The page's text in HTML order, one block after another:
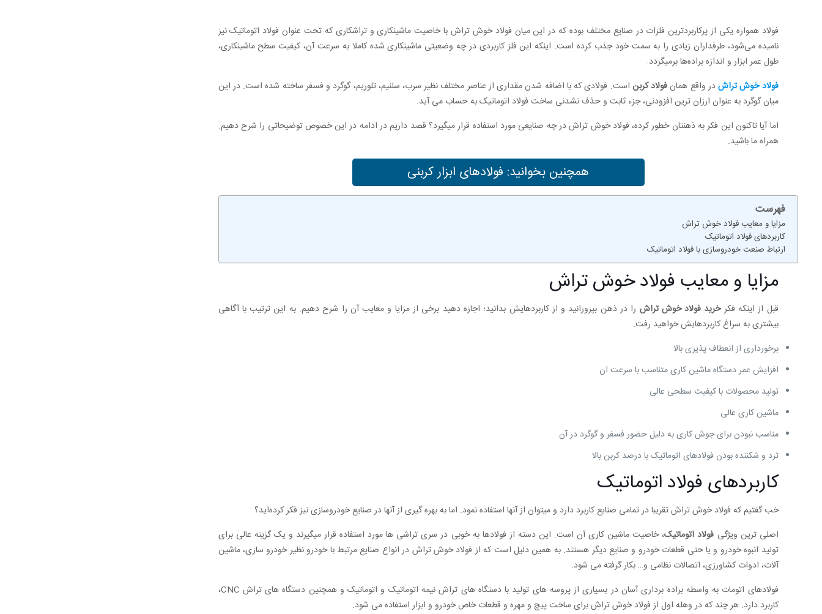
فولاد همواره یکی از پرکاربردترین فلزات در صنایع مختلف بوده که در این میان فولاد خوش تراش با خاصیت ماشینکاری و تراشکاری که تحت عنوان فولاد اتوماتیک نیز
نامیده می‌شود، طرفداران زیادی را به سمت خود جذب کرده است. اینکه این فلز کاربردی در چه وضعیتی ماشینکاری شده کاملا به سرعت آن، کیفیت سطح ماشینکاری،
طول عمر ابزار و اندازه براده‌ها برمیگردد.
فولاد خوش تراشدر واقع همانفولاد کربن است. فولادی که با اضافه شدن مقداری از عناصر مختلف نظیر سرب، سلنیم، تلوریم، گوگرد و فسفر ساخته شده است. در این
میان گوگرد به عنوان ارزان ‎‌ترین افزودنی، جزء ثابت و حذف نشدنی ساخت فولاد اتوماتیک به حساب می‌ آید.
اما آیا تاکنون این فکر به ذهنتان خطور کرده، فولاد خوش تراش در چه صنایعی مورد استفاده قرار میگیرد؟ قصد داریم در ادامه در این خصوص توضیحاتی را شرح دهیم.
همراه ما باشید.
همچنین بخوانید: فولادهای ابزار کربنی
فهرست
مزایا و معایب فولاد خوش تراش
کاربردهای فولاد اتوماتیک
ارتباط صنعت خودروسازی با فولاد اتوماتیک
مزایا و معایب فولاد خوش تراش
قبل از اینکه فکرخرید فولاد خوش تراش را در ذهن بپرورانید و از کاربردهایش بدانید؛ اجازه دهید برخی از مزایا و معایب آن را شرح دهیم. به این ترتیب با آگاهی
بیشتری به سراغ کاربردهایش خواهید رفت.
برخورداری از انعطاف پذیری بالا
افزایش عمر دستگاه ماشین کاری متناسب با سرعت ان
تولید محصولات با کیفیت سطحی عالی
ماشین کاری عالی
مناسب نبودن برای جوش کاری به دلیل حضور فسفر و گوگرد در آن
ترد و شکننده بودن فولادهای اتوماتیک با درصد کربن بالا
کاربردهای فولاد اتوماتیک
خب گفتیم که فولاد خوش تراش تقریبا در تمامی صنایع کاربرد دارد و میتوان از آنها استفاده نمود. اما به بهره گیری از آنها در صنایع خودروسازی نیز فکر کرده‌اید؟
اصلی‌ ترین ویژگی فولاد اتوماتیک، خاصیت ماشین کاری آن است. این دسته از فولادها به خوبی در سری تراشی ها مورد استفاده قرار میگیرند و یک گزینه عالی برای
تولید انبوه خودرو و یا حتی قطعات خودرو و صنایع دیگر هستند. به همین دلیل است که از فولاد خوش تراش در انواع صنایع مرتبط با خودرو نظیر خودرو سازی، ماشین
آلات، ادوات کشاورزی، اتصالات نظامی و… بکار گرفته می شود.
فولادهای اتومات به واسطه براده برداری آسان در بسیاری از پروسه های تولید با دستگاه های تراش نیمه اتوماتیک و اتوماتیک و همچنین دستگاه های تراش CNC،
کاربرد دارد. هر چند که در وهله اول از فولاد خوش تراش برای ساخت پیچ و مهره و قطعات خاص خودرو و ابزار استفاده می شود.